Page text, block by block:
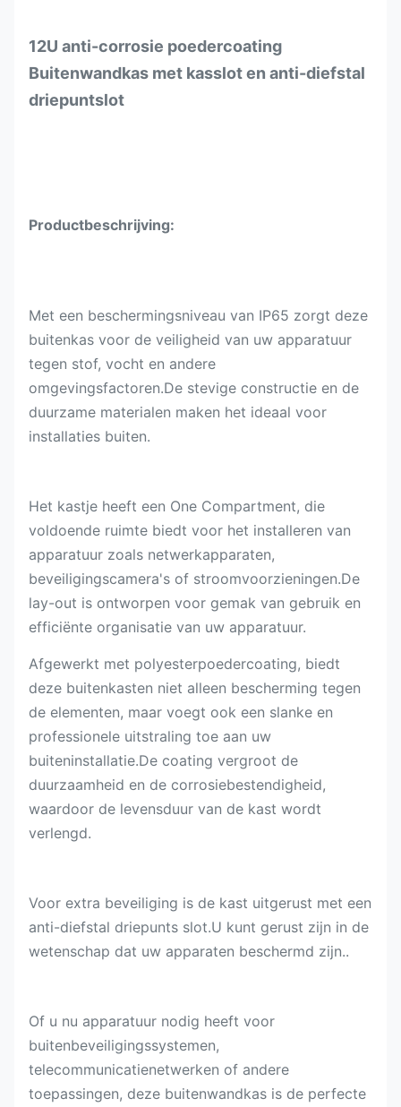
12U anti-corrosie poedercoating
Buitenwandkas met kasslot en anti-diefstal
driepuntslot
Productbeschrijving:
Met een beschermingsniveau van IP65 zorgt deze
buitenkas voor de veiligheid van uw apparatuur
tegen stof, vocht en andere
omgevingsfactoren.De stevige constructie en de
duurzame materialen maken het ideaal voor
installaties buiten.
Het kastje heeft een One Compartment, die
voldoende ruimte biedt voor het installeren van
apparatuur zoals netwerkapparaten,
beveiligingscamera's of stroomvoorzieningen.De
lay-out is ontworpen voor gemak van gebruik en
efficiënte organisatie van uw apparatuur.
Afgewerkt met polyesterpoedercoating, biedt
deze buitenkasten niet alleen bescherming tegen
de elementen, maar voegt ook een slanke en
professionele uitstraling toe aan uw
buiteninstallatie.De coating vergroot de
duurzaamheid en de corrosiebestendigheid,
waardoor de levensduur van de kast wordt
verlengd.
Voor extra beveiliging is de kast uitgerust met een
anti-diefstal driepunts slot.U kunt gerust zijn in de
wetenschap dat uw apparaten beschermd zijn..
Of u nu apparatuur nodig heeft voor
buitenbeveiligingssystemen,
telecommunicatienetwerken of andere
toepassingen, deze buitenwandkas is de perfecte